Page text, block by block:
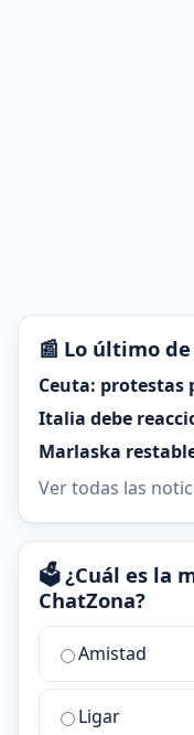
📰 Lo último
Ceuta:
Italia debe
Marlaska
Ver todas las
🗳️ ¿Cuál es la
ChatZona?
¿Cuál
la
mejor
Amistad
Ligar